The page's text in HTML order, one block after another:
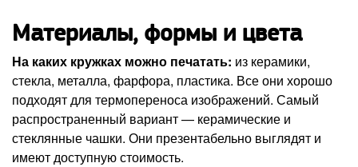
Материалы, формы и цвета
На каких кружках можно печатать: из керамики,
стекла, металла, фарфора, пластика. Все они хорошо
подходят для термопереноса изображений. Самый
распространенный вариант — керамические и
стеклянные чашки. Они презентабельно выглядят и
имеют доступную стоимость.